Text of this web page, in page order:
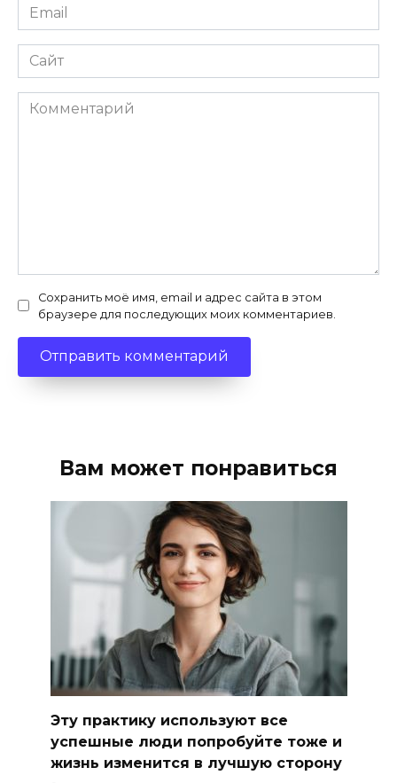
Email
*
Сайт
Комментарий
Сохранить моё имя, email и адрес сайта в этом
браузере для последующих моих комментариев.
Вам может понравиться
Эту практику используют все
успешные люди попробуйте тоже и
жизнь изменится в лучшую сторону